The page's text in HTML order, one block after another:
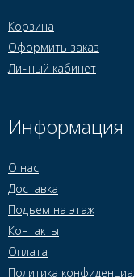
Корзина
Оформить заказ
Личный кабинет
Информация
О нас
Доставка
Подъем на этаж
Контакты
Оплата
Политика